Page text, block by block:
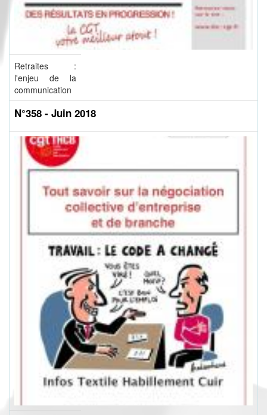
Retraites :
l'enjeu de la
communication
N°358 - Juin 2018